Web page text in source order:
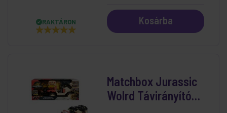
RAKTÁRON Kosárba
Matchbox Jurassic
Wolrd Távirányítós